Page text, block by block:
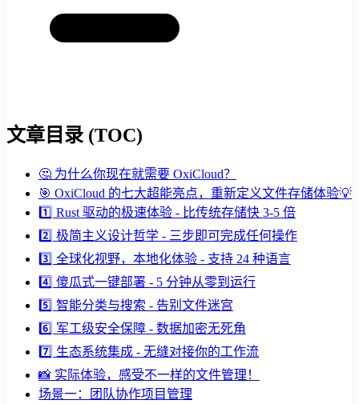
文章目录 (TOC)
🤔 为什么你现在就需要 OxiCloud？
🎯 OxiCloud 的七大超能亮点，重新定义文件存储体验💡
1️⃣ Rust 驱动的极速体验 - 比传统存储快 3-5 倍
2️⃣ 极简主义设计哲学 - 三步即可完成任何操作
3️⃣ 全球化视野，本地化体验 - 支持 24 种语言
4️⃣ 傻瓜式一键部署 - 5 分钟从零到运行
5️⃣ 智能分类与搜索 - 告别文件迷宫
6️⃣ 军工级安全保障 - 数据加密无死角
7️⃣ 生态系统集成 - 无缝对接你的工作流
📸 实际体验，感受不一样的文件管理！
场景一：团队协作项目管理